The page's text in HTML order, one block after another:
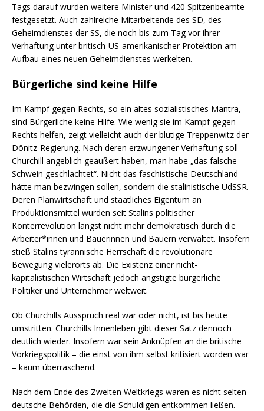
Tags darauf wurden weitere Minister und 420 Spitzenbeamte
festgesetzt. Auch zahlreiche Mitarbeitende des SD, des
Geheimdienstes der SS, die noch bis zum Tag vor ihrer
Verhaftung unter britisch-US-amerikanischer Protektion am
Aufbau eines neuen Geheimdienstes werkelten.
Bürgerliche sind keine Hilfe
Im Kampf gegen Rechts, so ein altes sozialistisches Mantra,
sind Bürgerliche keine Hilfe. Wie wenig sie im Kampf gegen
Rechts helfen, zeigt vielleicht auch der blutige Treppenwitz der
Dönitz-Regierung. Nach deren erzwungener Verhaftung soll
Churchill angeblich geäußert haben, man habe „das falsche
Schwein geschlachtet“. Nicht das faschistische Deutschland
hätte man bezwingen sollen, sondern die stalinistische UdSSR.
Deren Planwirtschaft und staatliches Eigentum an
Produktionsmittel wurden seit Stalins politischer
Konterrevolution längst nicht mehr demokratisch durch die
Arbeiter*innen und Bäuerinnen und Bauern verwaltet. Insofern
stieß Stalins tyrannische Herrschaft die revolutionäre
Bewegung vielerorts ab. Die Existenz einer nicht-
kapitalistischen Wirtschaft jedoch ängstigte bürgerliche
Politiker und Unternehmer weltweit.
Ob Churchills Ausspruch real war oder nicht, ist bis heute
umstritten. Churchills Innenleben gibt dieser Satz dennoch
deutlich wieder. Insofern war sein Anknüpfen an die britische
Vorkriegspolitik – die einst von ihm selbst kritisiert worden war
– kaum überraschend.
Nach dem Ende des Zweiten Weltkriegs waren es nicht selten
deutsche Behörden, die die Schuldigen entkommen ließen.